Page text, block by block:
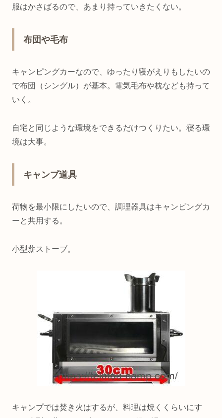
服はかさばるので、あまり持っていきたくない。
布団や毛布
キャンピングカーなので、ゆったり寝がえりもしたいの
で布団（シングル）が基本。電気毛布や枕なども持って
いく。
自宅と同じような環境をできるだけつくりたい。寝る環
境は大事。
キャンプ道具
荷物を最小限にしたいので、調理器具はキャンピングカ
ーと共用する。
小型薪ストーブ。
キャンプでは焚き火はするが、料理は焼くくらいにす